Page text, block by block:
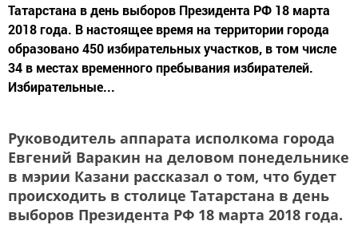
Татарстана в день выборов Президента РФ 18 марта
2018 года. В настоящее время на территории города
образовано 450 избирательных участков, в том числе
34 в местах временного пребывания избирателей.
Избирательные...
Руководитель аппарата исполкома города
Евгений Варакин на деловом понедельнике
в мэрии Казани рассказал о том, что будет
происходить в столице Татарстана в день
выборов Президента РФ 18 марта 2018 года.